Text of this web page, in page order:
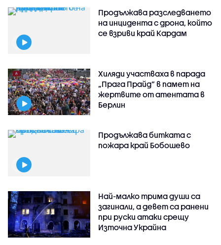
Продължава разследването
на инцидента с дрона, който
се взриви край Кардам
Хиляди участваха в парада
„Прага Прайд“ в памет на
жертвите от атентата в
Берлин
Продължава битката с
пожара край Бобошево
Най-малко трима души са
загинали, а девет са ранени
при руски атаки срещу
Източна Украйна